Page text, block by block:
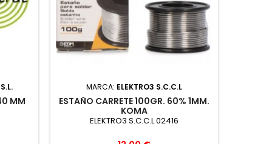
MM
MARCA: ELEKTRO3 S.C.C.L
ESTAÑO CARRETE 100GR. 60% 1MM.
KOMA
ELEKTRO3 S.C.C.L 02416